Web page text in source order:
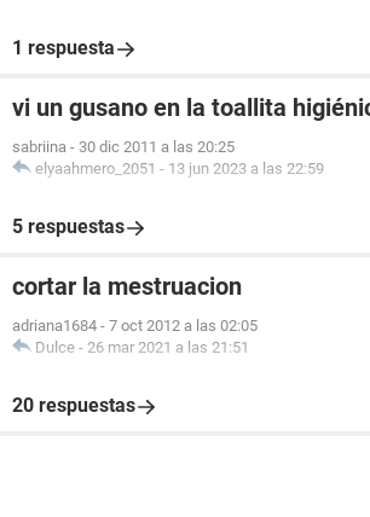
1 respuesta
vi un gusano en la toallita
sabriina - 30 dic 2011 a las 20:25
elyaahmero_2051 - 13 jun 2023 a las 22:59
5 respuestas
cortar la mestruacion
adriana1684 - 7 oct 2012 a las 02:05
Dulce - 26 mar 2021 a las 21:51
20 respuestas